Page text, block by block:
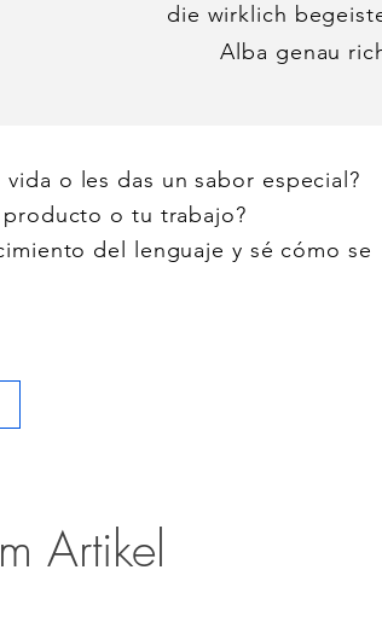
die wirklich
Alba genau
o les das un sabor especial?
o tu trabajo?
del lenguaje y sé cómo se
o les das un sabor especial?
o tu trabajo?
Artikel